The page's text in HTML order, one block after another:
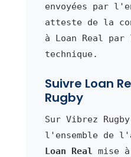
envoyées par
atteste de la
à Loan Real
technique.
Suivre Loan
Rugby
Sur Vibrez
l'ensemble de
Loan Real mise